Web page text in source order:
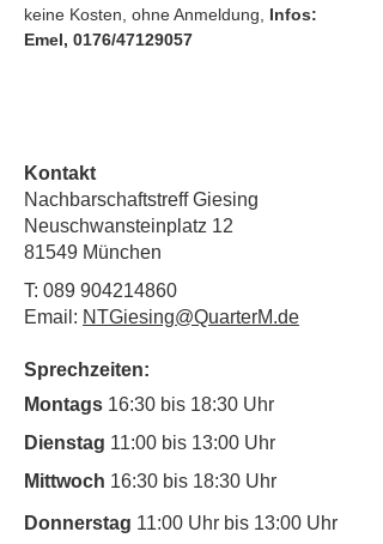
keine Kosten, ohne Anmeldung, Infos:
Emel, 0176/47129057
Kontakt
Nachbarschaftstreff Giesing
Neuschwansteinplatz 12
81549 München
T: 089 904214860
Email: NTGiesing@QuarterM.de
Sprechzeiten:
Montags 16:30 bis 18:30 Uhr
Dienstag 11:00 bis 13:00 Uhr
Mittwoch 16:30 bis 18:30 Uhr
Donnerstag 11:00 Uhr bis 13:00 Uhr